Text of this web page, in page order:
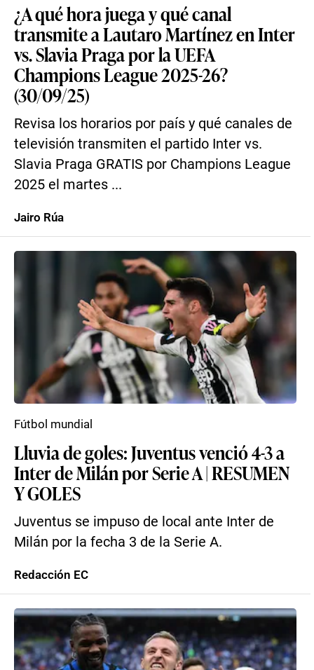
¿A qué hora juega y qué canal
transmite a Lautaro Martínez en Inter
vs. Slavia Praga por la UEFA
Champions League 2025-26?
(30/09/25)
Revisa los horarios por país y qué canales de
televisión transmiten el partido Inter vs.
Slavia Praga GRATIS por Champions League
2025 el martes ...
Jairo Rúa
Lluvia de goles: Juventus venció 4-3 a
Inter de Milán por Serie A | RESUMEN
Y GOLES
Juventus se impuso de local ante Inter de
Milán por la fecha 3 de la Serie A.
Fútbol mundial
Redacción EC